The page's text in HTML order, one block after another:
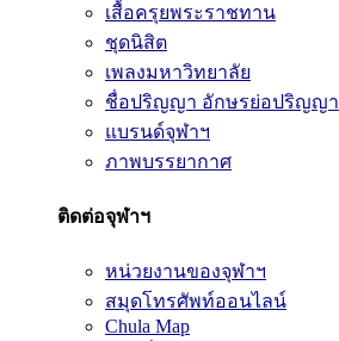
เสื้อครุยพระราชทาน
ชุดนิสิต
เพลงมหาวิทยาลัย
ชื่อปริญญา อักษรย่อปริญญา
แบรนด์จุฬาฯ
ภาพบรรยากาศ
ติดต่อจุฬาฯ
หน่วยงานของจุฬาฯ
สมุดโทรศัพท์ออนไลน์
Chula Map